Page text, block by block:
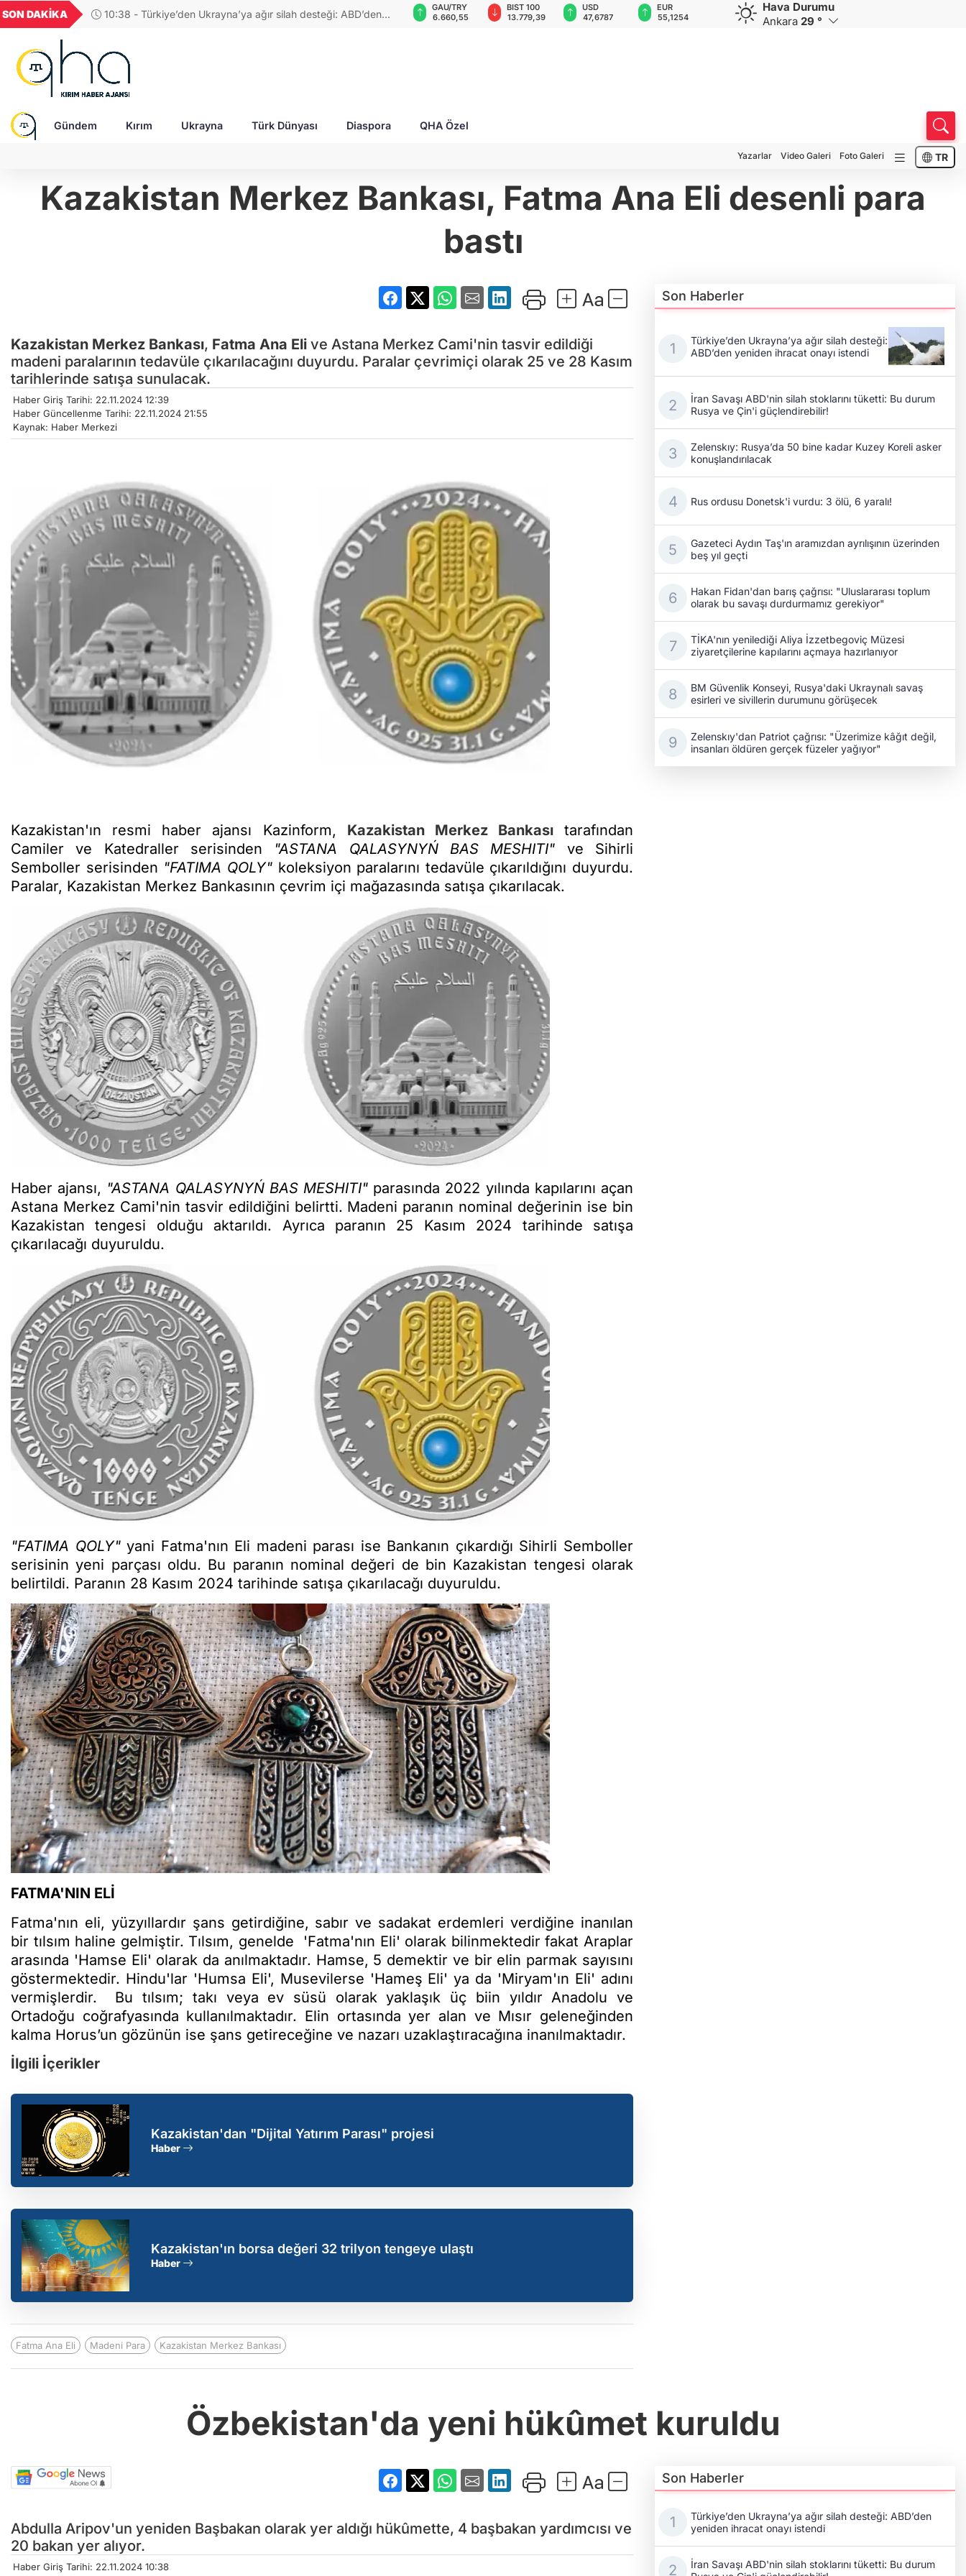
SON DAKİKA
09:48 - İran Savaşı ABD'nin silah stoklarını tüketti: Bu durum
GEL
18,2677
16,3788
27,9743
0,0018
6.660,55
BIST 100
13.779,39
USD
47,6787
EUR
55,1254
GBP
64,3468
CHF
59,0083
CAD
34,1883
Hava Durumu
Ankara 29 °
Gündem Kırım Ukrayna Türk Dünyası Diaspora QHA Özel
Yazarlar Video Galeri Foto Galeri TR
Kazakistan Merkez Bankası, Fatma Ana Eli desenli para
bastı
Kazakistan Merkez Bankası, Fatma Ana Eli ve Astana Merkez Cami'nin tasvir edildiği
madeni paralarının tedavüle çıkarılacağını duyurdu. Paralar çevrimiçi olarak 25 ve 28 Kasım
tarihlerinde satışa sunulacak.
Haber Giriş Tarihi: 22.11.2024 12:39
Haber Güncellenme Tarihi: 22.11.2024 21:55
Kaynak: Haber Merkezi
Kazakistan'ın resmi haber ajansı Kazinform, Kazakistan Merkez Bankasıtarafından
Camiler ve Katedraller serisinden
"ASTANA QALASYNYŃ BAS MESHITI" ve Sihirli
Semboller serisinden "FATIMA QOLY"koleksiyon paralarını tedavüle çıkarıldığını duyurdu.
Paralar, Kazakistan Merkez Bankasının çevrim içi mağazasında satışa çıkarılacak.
Haber ajansı, "ASTANA QALASYNYŃ BAS MESHITI" parasında 2022 yılında kapılarını açan
Astana Merkez Cami'nin tasvir edildiğini belirtti. Madeni paranın nominal değerinin ise bin
Kazakistan tengesi olduğu aktarıldı. Ayrıca paranın 25 Kasım 2024 tarihinde satışa
çıkarılacağı duyuruldu.
"FATIMA QOLY"yani Fatma'nın Eli madeni parası ise Bankanın çıkardığı Sihirli Semboller
serisinin yeni parçası oldu. Bu paranın nominal değeri de bin Kazakistan tengesi olarak
belirtildi. Paranın 28 Kasım 2024 tarihinde satışa çıkarılacağı duyuruldu.
FATMA'NIN ELİ
Fatma'nın eli, yüzyıllardır şans getirdiğine, sabır ve sadakat erdemleri verdiğine inanılan
bir tılsım haline gelmiştir. Tılsım, genelde 'Fatma'nın Eli' olarak bilinmektedir fakat Araplar
arasında 'Hamse Eli' olarak da anılmaktadır. Hamse, 5 demektir ve bir elin parmak sayısını
göstermektedir. Hindu'lar 'Humsa Eli', Musevilerse 'Hameş Eli' ya da 'Miryam'ın Eli' adını
vermişlerdir. Bu tılsım; takı veya ev süsü olarak yaklaşık üç biin yıldır Anadolu ve
Ortadoğu coğrafyasında kullanılmaktadır. Elin ortasında yer alan ve Mısır geleneğinden
kalma Horus’un gözünün ise şans getireceğine ve nazarı uzaklaştıracağına inanılmaktadır.
İlgili İçerikler
Kazakistan'dan "Dijital Yatırım Parası" projesi
Haber
Kazakistan'ın borsa değeri 32 trilyon tengeye ulaştı
Haber
Fatma Ana Eli Madeni Para Kazakistan Merkez Bankası
Son Haberler
Türkiye’den Ukrayna’ya ağır silah desteği:
ABD’den yeniden ihracat onayı istendi
İran Savaşı ABD'nin silah stoklarını tüketti: Bu durum
Rusya ve Çin'i güçlendirebilir!
Zelenskıy: Rusya’da 50 bine kadar Kuzey Koreli asker
konuşlandırılacak
Rus ordusu Donetsk'i vurdu: 3 ölü, 6 yaralı!
Gazeteci Aydın Taş'ın aramızdan ayrılışının üzerinden
beş yıl geçti
Hakan Fidan'dan barış çağrısı: "Uluslararası toplum
olarak bu savaşı durdurmamız gerekiyor"
TİKA'nın yenilediği Aliya İzzetbegoviç Müzesi
ziyaretçilerine kapılarını açmaya hazırlanıyor
BM Güvenlik Konseyi, Rusya'daki Ukraynalı savaş
esirleri ve sivillerin durumunu görüşecek
Zelenskıy'dan Patriot çağrısı: "Üzerimize kâğıt değil,
insanları öldüren gerçek füzeler yağıyor"
Özbekistan'da yeni hükûmet kuruldu
Abdulla Aripov'un yeniden Başbakan olarak yer aldığı hükûmette, 4 başbakan yardımcısı ve
20 bakan yer alıyor.
Haber Giriş Tarihi: 22.11.2024 10:38
Son Haberler
Türkiye’den Ukrayna’ya ağır silah desteği: ABD’den
yeniden ihracat onayı istendi
İran Savaşı ABD'nin silah stoklarını tüketti: Bu durum